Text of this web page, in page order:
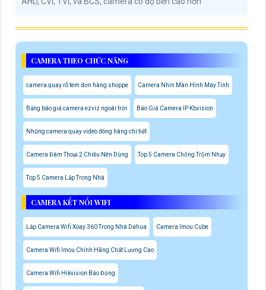
CAMERA THEO CHỨC NĂNG
camera quay rõ tem đơn hàng shoppe Camera Nhìn Màn Hình Máy Tính
Bảng báo giá camera ezviz ngoài trời Báo Giá Camera IP Kbvision
Những camera quay video đóng hàng chi tiết
Camera Đàm Thoại 2 Chiều Nên Dùng Top 5 Camera Chống Trộm Nhạy
Top 5 Camera Lắp Trong Nhà
CAMERA KẾT NỐI WIFI
Lắp Camera Wifi Xoay 360 Trong Nhà Dahua Camera Imou Cube
Camera Wifi Imou Chính Hãng Chất Lượng Cao
Camera Wifi Hikvision Báo Động